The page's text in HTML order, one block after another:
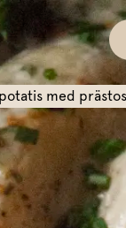
såser &
med